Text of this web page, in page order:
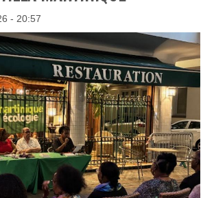
- 20:57